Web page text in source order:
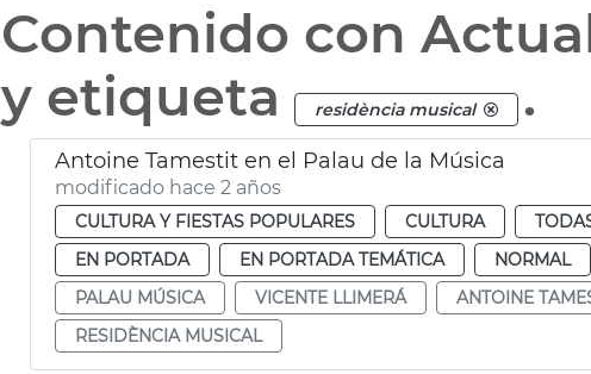
Contenido con
y etiqueta residència musical .
Antoine Tamestit en el Palau de la Música
modificado hace 2 años
CULTURA Y FIESTAS POPULARES CULTURA
EN PORTADA
EN PORTADA TEMÁTICA NORMAL
PALAU MÚSICA
VICENTE LLIMERÁ ANTOINE
RESIDÈNCIA MUSICAL